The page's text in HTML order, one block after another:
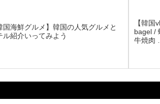
国海鮮グルメ】韓国の人気グルメと
ル紹介いってみよう
【韓
bagel /
牛焼肉 …